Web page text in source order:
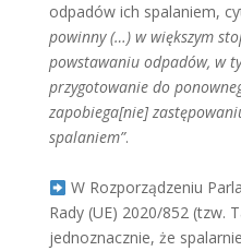
odpadów ich spalaniem,
powinny (…) w większym
powstawaniu odpadów, w
przygotowanie do
zapobiega[nie]
spalaniem”.
W Rozporządzeniu
Rady (UE) 2020/852 (tzw.
jednoznacznie, że